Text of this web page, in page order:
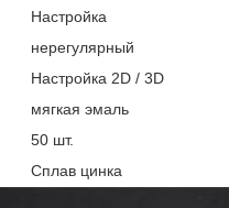
Настройка
нерегулярный
Настройка 2D / 3D
мягкая эмаль
50 шт.
Сплав цинка